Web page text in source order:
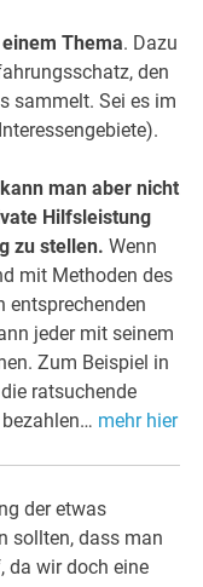
Thema. Dazu
den
sammelt. Sei es im
man aber nicht
Hilfsleistung
zu stellen. Wenn
mit Methoden des
entsprechenden
jeder mit seinem
Zum Beispiel in
ratsuchende
bezahlen… mehr hier
der etwas
sollten, dass man
da wir doch eine